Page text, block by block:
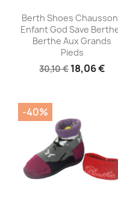
 Aperçu rapide
Berth Shoes
Enfant God Save
Berthe Aux Grands
Pieds
30,10 € 18,06 €
-40%